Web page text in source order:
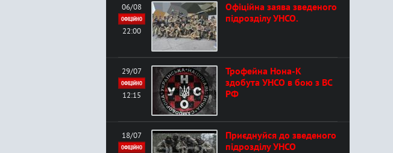
06/08
ОФІЦІЙНО
22:00
Офіційна заява зведеного
підрозділу УНСО.
29/07
ОФІЦІЙНО
12:15
Трофейна Нона-К
здобута УНСО в бою з ВС
РФ
18/07
ОФІЦІЙНО
Приєднуйся до зведеного
підрозділу УНСО